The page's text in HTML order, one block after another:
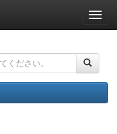
ナ
ビ
ー
ョ
ン